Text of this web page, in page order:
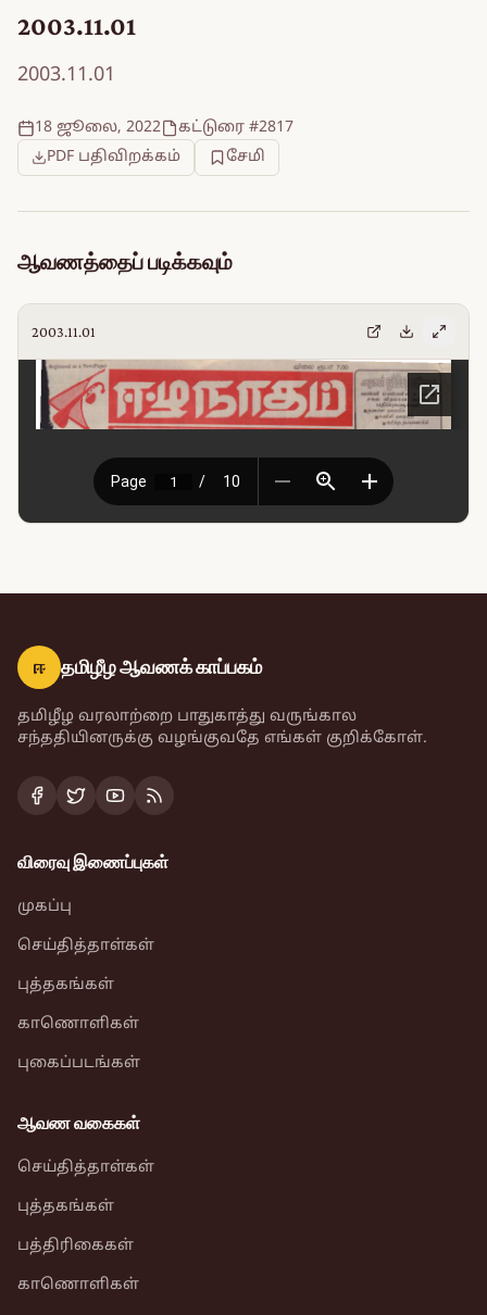
2003.11.01
2003.11.01
18 ஜூலை, 2022
கட்டுரை #2817
PDF பதிவிறக்கம்
சேமி
ஆவணத்தைப் படிக்கவும்
2003.11.01
ஈ தமிழீழ ஆவணக் காப்பகம்
தமிழீழ வரலாற்றை பாதுகாத்து வருங்கால
சந்ததியினருக்கு வழங்குவதே எங்கள் குறிக்கோள்.
விரைவு இணைப்புகள்
முகப்பு
செய்தித்தாள்கள்
புத்தகங்கள்
காணொளிகள்
புகைப்படங்கள்
ஆவண வகைகள்
செய்தித்தாள்கள்
புத்தகங்கள்
பத்திரிகைகள்
காணொளிகள்